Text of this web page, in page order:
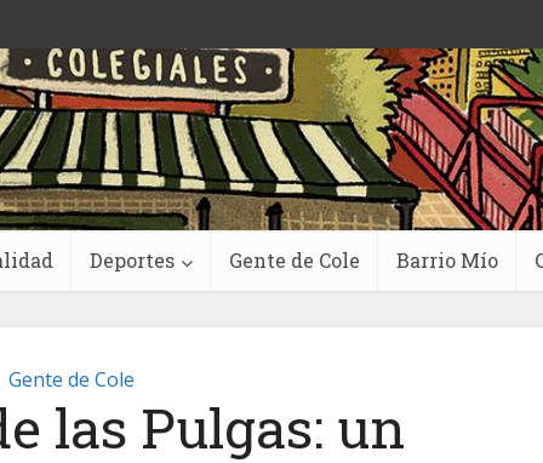
Deportes Gente de Cole Barrio Mío
Gente de Cole
las Pulgas: un